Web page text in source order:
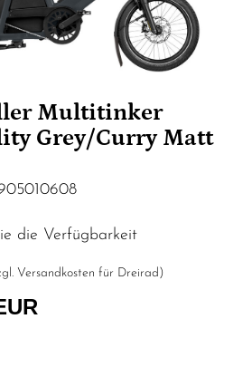
Multitinker
Grey/Curry Matt
die Verfügbarkeit
Versandkosten für Dreirad )